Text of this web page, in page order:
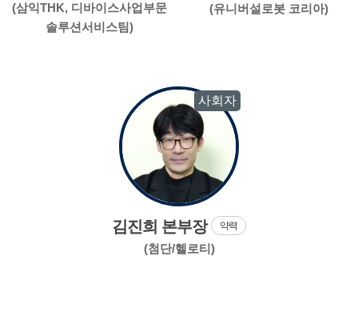
(삼익THK, 디바이스사업부문
솔루션서비스팀)
(유니버설로봇 코리아)
사회자
김진희 본부장 약력
(첨단/헬로티)